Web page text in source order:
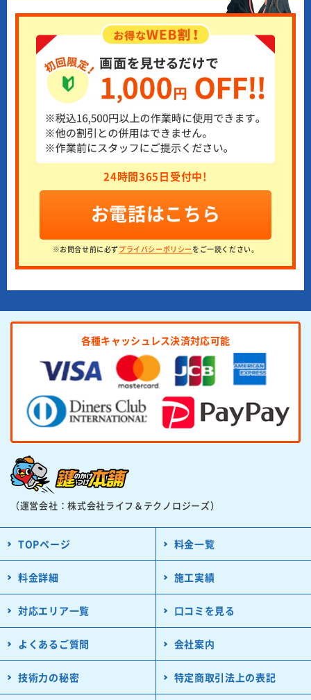
24時間365日受付中!
お電話はこちら
※お問合せ前に必ずプライバシーポリシー をご一読ください。
各種キャッシュレス決済対応可能
（運営会社：株式会社ライフ＆テクノロジーズ）
TOPページ 料金一覧
料金詳細 施工実績
対応エリア一覧 口コミを見る
よくあるご質問 会社案内
技術力の秘密 特定商取引法上の表記